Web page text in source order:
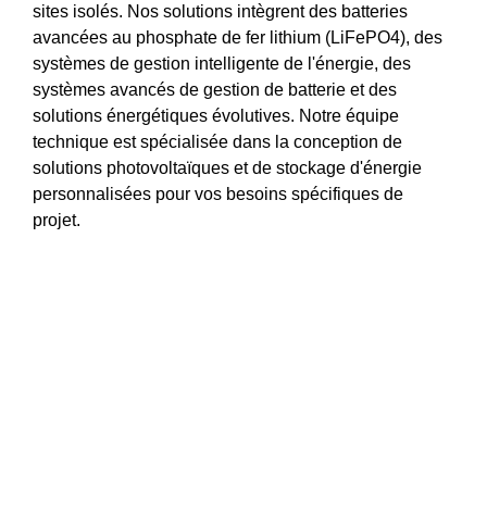
sites isolés. Nos solutions intègrent des batteries
avancées au phosphate de fer lithium (LiFePO4), des
systèmes de gestion intelligente de l'énergie, des
systèmes avancés de gestion de batterie et des
solutions énergétiques évolutives. Notre équipe
technique est spécialisée dans la conception de
solutions photovoltaïques et de stockage d'énergie
personnalisées pour vos besoins spécifiques de
projet.